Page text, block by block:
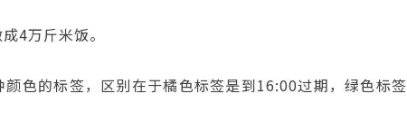
4万斤米饭。
色的标签，区别在于橘色标签是到16:00过期，绿色标签